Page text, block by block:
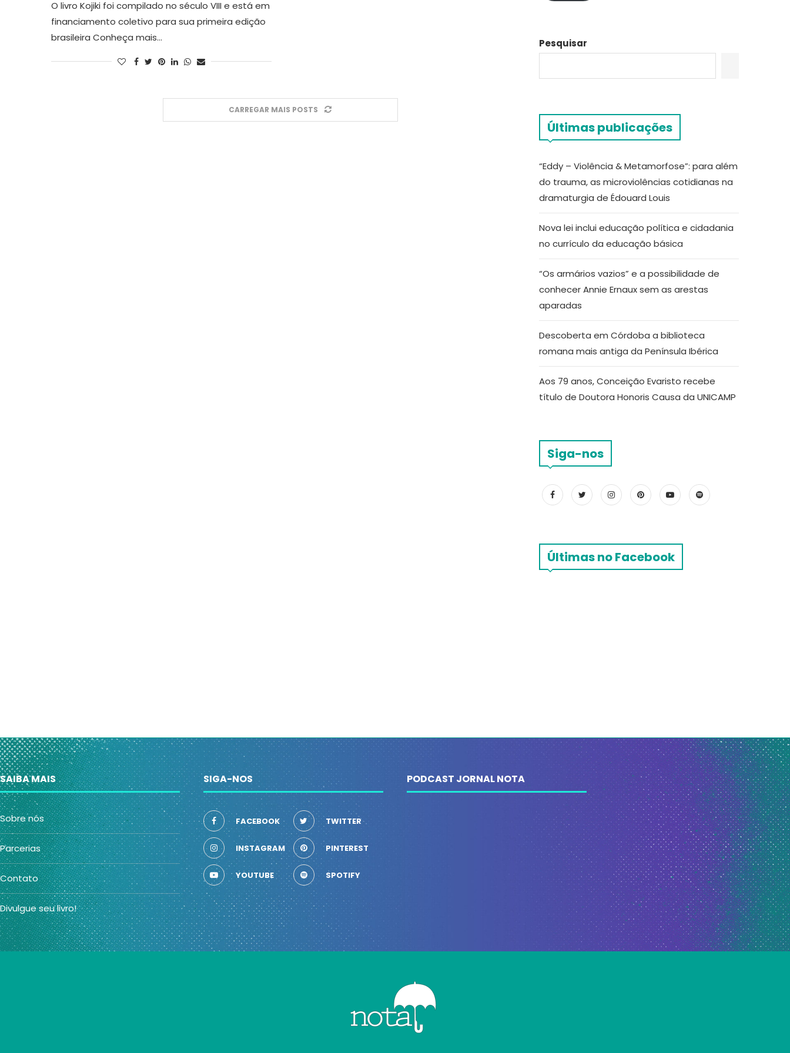
O livro Kojiki foi compilado no século VIII e está em
financiamento coletivo para sua primeira edição
brasileira Conheça mais…
CARREGAR MAIS POSTS
Pesquisar
Últimas publicações
“Eddy – Violência & Metamorfose”: para além
do trauma, as microviolências cotidianas na
dramaturgia de Édouard Louis
Nova lei inclui educação política e cidadania
no currículo da educação básica
“Os armários vazios” e a possibilidade de
conhecer Annie Ernaux sem as arestas
aparadas
Descoberta em Córdoba a biblioteca
romana mais antiga da Península Ibérica
Aos 79 anos, Conceição Evaristo recebe
título de Doutora Honoris Causa da UNICAMP
Siga-nos
Últimas no Facebook
SAIBA MAIS
Sobre nós
Parcerias
Contato
Divulgue seu livro!
SIGA-NOS
FACEBOOK TWITTER
INSTAGRAM PINTEREST
YOUTUBE SPOTIFY
PODCAST JORNAL NOTA